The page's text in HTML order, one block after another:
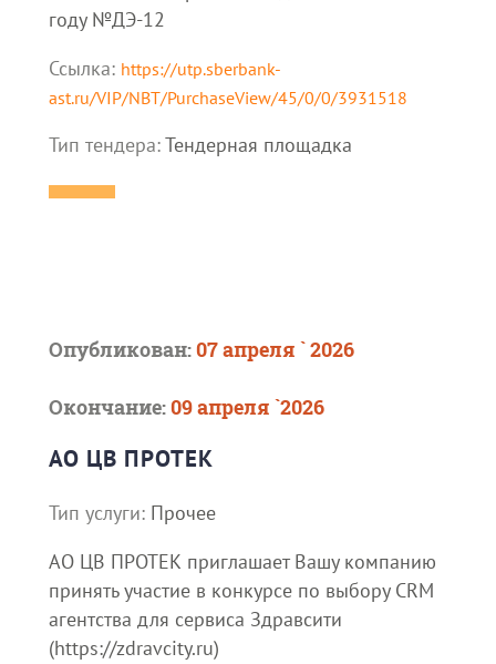
году №ДЭ-12
Ссылка: https://utp.sberbank-
ast.ru/VIP/NBT/PurchaseView/45/0/0/3931518
Тип тендера:Тендерная площадка
Опубликован:07 апреля ` 2026
Окончание:09 апреля `2026
АО ЦВ ПРОТЕК
Тип услуги: Прочее
АО ЦВ ПРОТЕК приглашает Вашу компанию
принять участие в конкурсе по выбору CRM
агентства для сервиса Здравсити
(https://zdravcity.ru)